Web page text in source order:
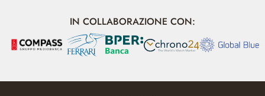
IN COLLABORAZIONE CON: